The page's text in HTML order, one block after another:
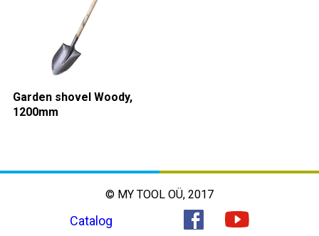
Garden shovel Woody,
1200mm
© MY TOOL OÜ, 2017
Catalog